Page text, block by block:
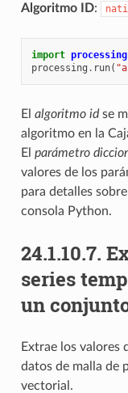
Algoritmo ID:
import processing
processing . run(
El algoritmo idse
algoritmo en la
El parámetro
valores de los
para detalles
consola Python.
24.1.10.7.
series
un
Extrae los valores
datos de malla de
vectorial.